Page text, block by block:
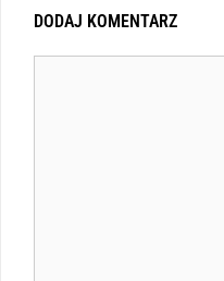
DODAJ KOMENTARZ